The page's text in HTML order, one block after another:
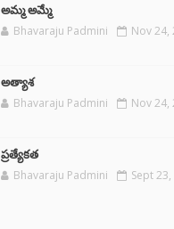
అమ్మ అమ్మే
Bhavaraju Padmini Nov 24,
అత్యాశ
Bhavaraju Padmini Nov 24,
ప్రత్యేకత
Bhavaraju Padmini Sept